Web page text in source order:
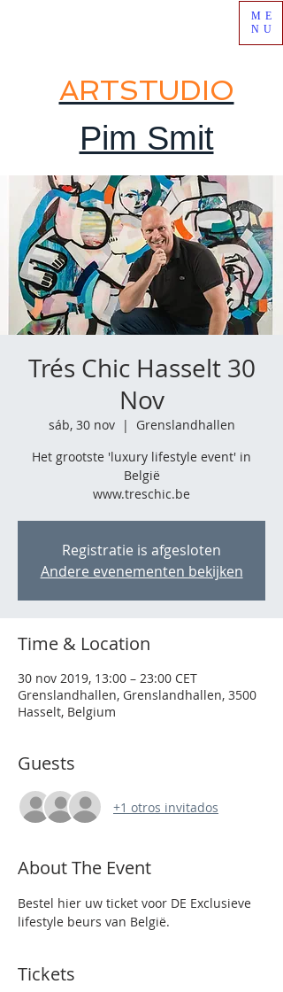
ARTSTUDIO
Pim Smit
ME
NU
Trés Chic Hasselt 30
Nov
sáb, 30 nov
  |
Grenslandhallen
Het grootste 'luxury lifestyle event' in
België
www.treschic.be
Registratie is afgesloten
Andere evenementen bekijken
Time & Location
30 nov 2019, 13:00 – 23:00 CET
Grenslandhallen, Grenslandhallen, 3500
Hasselt, Belgium
Guests
+1 otros invitados
About The Event
Bestel hier uw ticket voor DE Exclusieve
lifestyle beurs van België.
Tickets